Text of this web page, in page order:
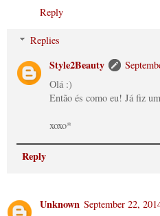
Reply
Replies
Style2Beauty
Olá :)
Então és como eu! Já fiz
xoxo*
Reply
Unknown September 22,